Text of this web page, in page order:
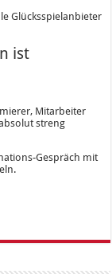
Glücksspielanbieter
ist
Mitarbeiter
streng
Gespräch mit